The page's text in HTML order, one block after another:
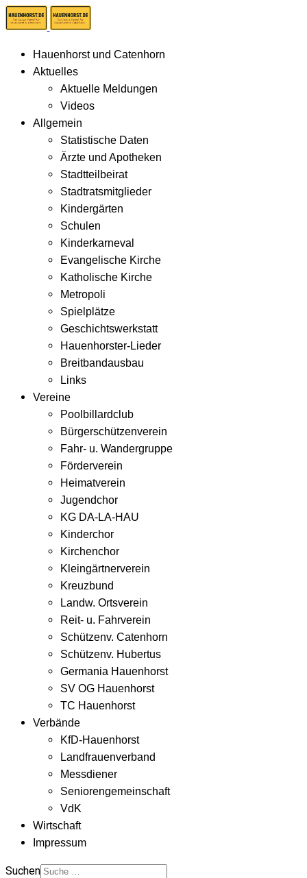
Hauenhorst und Catenhorn
Aktuelles
Aktuelle Meldungen
Videos
Allgemein
Statistische Daten
Ärzte und Apotheken
Stadtteilbeirat
Stadtratsmitglieder
Kindergärten
Schulen
Kinderkarneval
Evangelische Kirche
Katholische Kirche
Metropoli
Spielplätze
Geschichtswerkstatt
Hauenhorster-Lieder
Breitbandausbau
Links
Vereine
Poolbillardclub
Bürgerschützenverein
Fahr- u. Wandergruppe
Förderverein
Heimatverein
Jugendchor
KG DA-LA-HAU
Kinderchor
Kirchenchor
Kleingärtnerverein
Kreuzbund
Landw. Ortsverein
Reit- u. Fahrverein
Schützenv. Catenhorn
Schützenv. Hubertus
Germania Hauenhorst
SV OG Hauenhorst
TC Hauenhorst
Verbände
KfD-Hauenhorst
Landfrauenverband
Messdiener
Seniorengemeinschaft
VdK
Wirtschaft
Impressum
Suchen